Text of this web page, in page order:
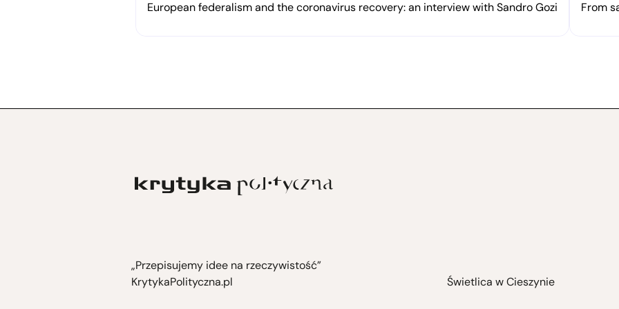
European federalism and the coronavirus recovery: an interview with Sandro Gozi From
„Przepisujemy idee na rzeczywistość”
KrytykaPolityczna.pl
Świetlica w Cieszynie